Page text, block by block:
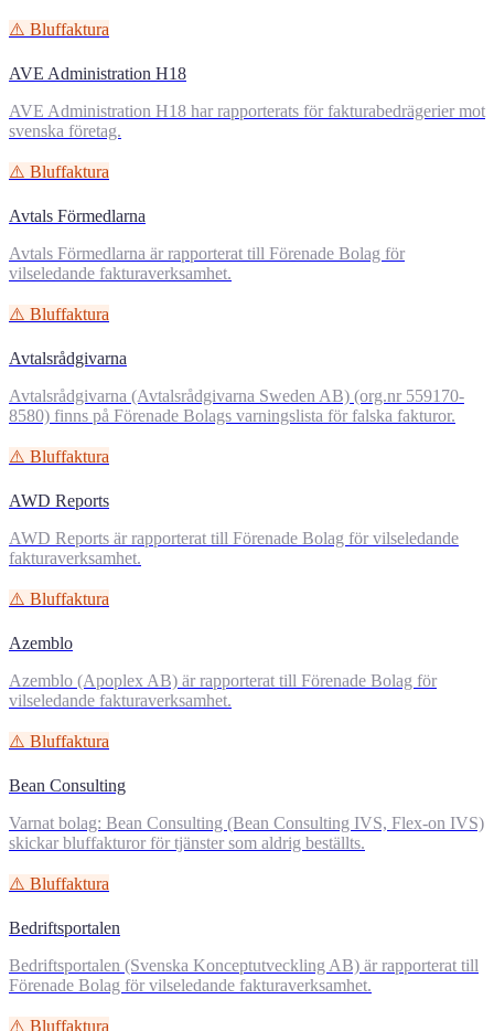
⚠️ Bluffaktura
AVE Administration H18
AVE Administration H18 har rapporterats för fakturabedrägerier mot
svenska företag.
⚠️ Bluffaktura
Avtals Förmedlarna
Avtals Förmedlarna är rapporterat till Förenade Bolag för
vilseledande fakturaverksamhet.
⚠️ Bluffaktura
Avtalsrådgivarna
Avtalsrådgivarna (Avtalsrådgivarna Sweden AB) (org.nr 559170-
8580) finns på Förenade Bolags varningslista för falska fakturor.
⚠️ Bluffaktura
AWD Reports
AWD Reports är rapporterat till Förenade Bolag för vilseledande
fakturaverksamhet.
⚠️ Bluffaktura
Azemblo
Azemblo (Apoplex AB) är rapporterat till Förenade Bolag för
vilseledande fakturaverksamhet.
⚠️ Bluffaktura
Bean Consulting
Varnat bolag: Bean Consulting (Bean Consulting IVS, Flex-on IVS)
skickar bluffakturor för tjänster som aldrig beställts.
⚠️ Bluffaktura
Bedriftsportalen
Bedriftsportalen (Svenska Konceptutveckling AB) är rapporterat till
Förenade Bolag för vilseledande fakturaverksamhet.
⚠️ Bluffaktura